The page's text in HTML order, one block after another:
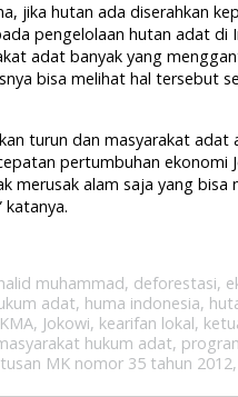
jika hutan ada diserahkan
pengelolaan hutan adat di
adat banyak yang
bisa melihat hal tersebut
turun dan masyarakat
pertumbuhan ekonomi
merusak alam saja yang
katanya.
muhammad, deforestasi,
adat, huma indonesia,
, Jokowi, kearifan lokal,
hukum adat,
MK nomor 35 tahun 2012,